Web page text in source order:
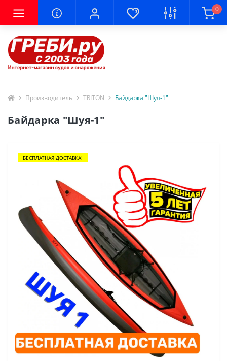
0
Производитель TRITON Байдарка "Шуя-1"
Байдарка "Шуя-1"
БЕСПЛАТНАЯ ДОСТАВКА!